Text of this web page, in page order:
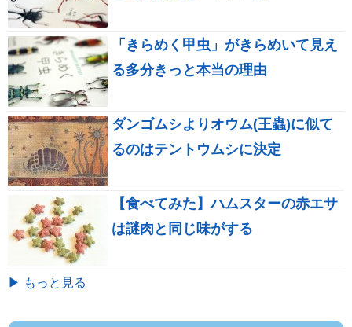
「きらめく甲虫」がきらめいて見え
る多分きっと本当の理由
ダンゴムシよりオウム(王蟲)に似て
るのはテントウムシに決定
【食べてみた】ハムスターの赤エサ
は謎肉と同じ味がする
▶ もっと見る